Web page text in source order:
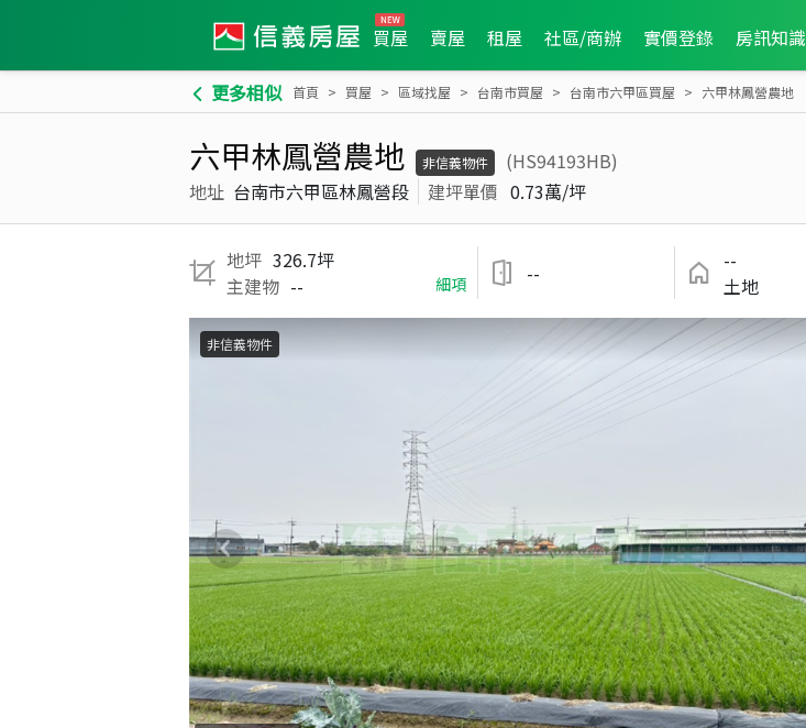
買屋 賣屋 租屋 社區/商辦 實價登錄 房訊知識
更多相似 首頁 買屋 區域找屋 台南市買屋 台南市六甲區買屋 六甲林鳳營農地
六甲林鳳營農地 非信義物件
(HS94193HB)
地址 台南市六甲區林鳳營段 建坪單價 0.73萬/坪
地坪 326.7坪
主建物 -- 細項 --
--
土地
非信義物件